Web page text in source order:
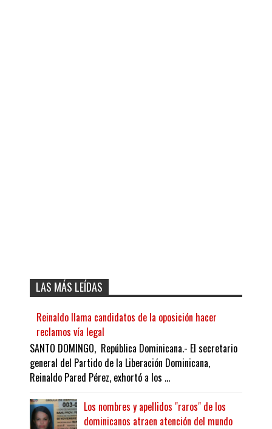
LAS MÁS LEÍDAS
Reinaldo llama candidatos de la oposición hacer
reclamos vía legal
SANTO DOMINGO, República Dominicana.- El secretario
general del Partido de la Liberación Dominicana,
Reinaldo Pared Pérez, exhortó a los ...
Los nombres y apellidos "raros" de los
dominicanos atraen atención del mundo